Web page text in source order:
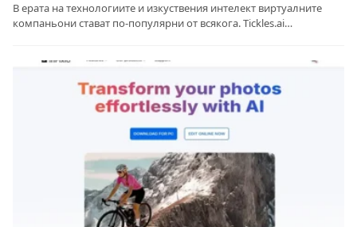
В ерата на технологиите и изкуствения интелект виртуалните
компаньони стават по-популярни от всякога. Tickles.ai…